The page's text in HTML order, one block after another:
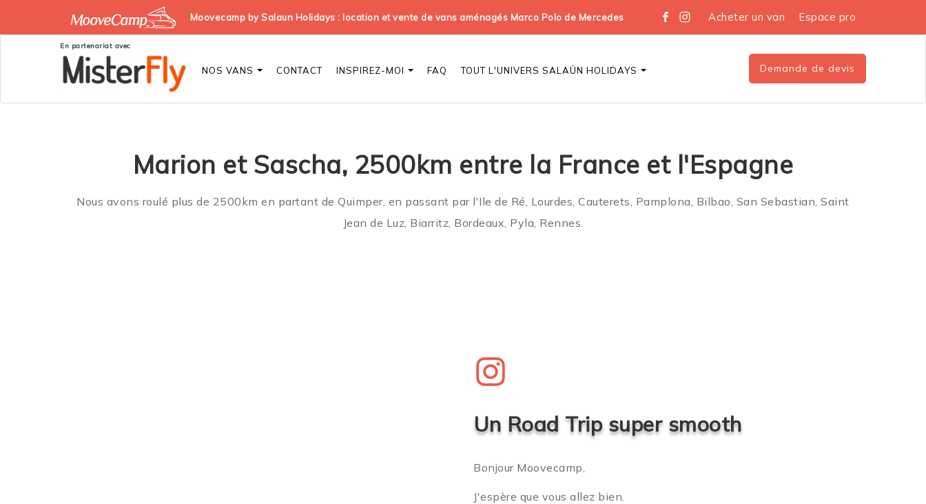
Moovecamp by Salaun Holidays : location et vente de vans aménagés Marco Polo de Mercedes Acheter un van Espace pro
En partenariat avec
NOS VANS CONTACT INSPIREZ-MOI FAQ TOUT L'UNIVERS SALAÜN HOLIDAYS Demande de devis
Marion et Sascha, 2500km entre la France et l'Espagne
Nous avons roulé plus de 2500km en partant de Quimper, en passant par l'Ile de Ré, Lourdes, Cauterets, Pamplona, Bilbao, San Sebastian, Saint
Jean de Luz, Biarritz, Bordeaux, Pyla, Rennes.
Un Road Trip super smooth
Bonjour Moovecamp,
J'espère que vous allez bien.